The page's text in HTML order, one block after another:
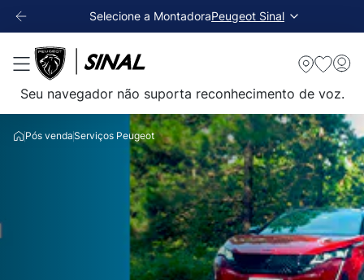
Selecione a MontadoraPeugeot Sinal
Seu navegador não suporta reconhecimento de voz.
Pós vendaServiços Peugeot